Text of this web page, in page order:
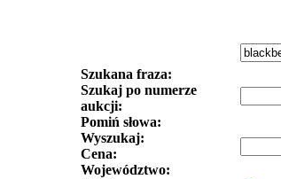
Szukana fraza:
Szukaj po numerze
aukcji:
Pomiń słowa:
Wyszukaj:
Cena:
Województwo: